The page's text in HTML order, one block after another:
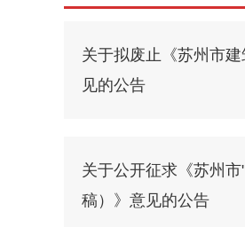
关于拟废止《苏州市
见的公告
关于公开征求《苏州
稿）》意见的公告